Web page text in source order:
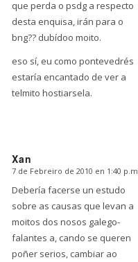
que perda o psdg a respecto
desta enquisa, irán para o
bng?? dubídoo moito.
eso sí, eu como pontevedrés
estaría encantado de ver a
telmito hostiarsela.
Xan
Dice:
7 de Febreiro de 2010 en 1:40 p.m.
Debería facerse un estudo
sobre as causas que levan a
moitos dos nosos galego-
falantes a, cando se queren
poñer serios, cambiar ao